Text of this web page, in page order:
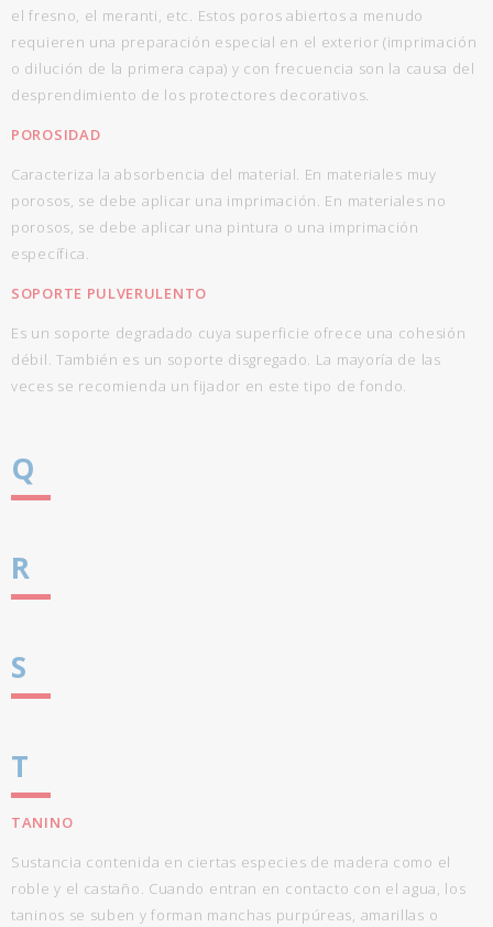
el fresno, el meranti, etc. Estos poros abiertos a menudo
requieren una preparación especial en el exterior (imprimación
o dilución de la primera capa) y con frecuencia son la causa del
desprendimiento de los protectores decorativos.
POROSIDAD
Caracteriza la absorbencia del material. En materiales muy
porosos, se debe aplicar una imprimación. En materiales no
porosos, se debe aplicar una pintura o una imprimación
específica.
SOPORTE PULVERULENTO
Es un soporte degradado cuya superficie ofrece una cohesión
débil. También es un soporte disgregado. La mayoría de las
veces se recomienda un fijador en este tipo de fondo.
Q
R
S
T
TANINO
Sustancia contenida en ciertas especies de madera como el
roble y el castaño. Cuando entran en contacto con el agua, los
taninos se suben y forman manchas purpúreas, amarillas o